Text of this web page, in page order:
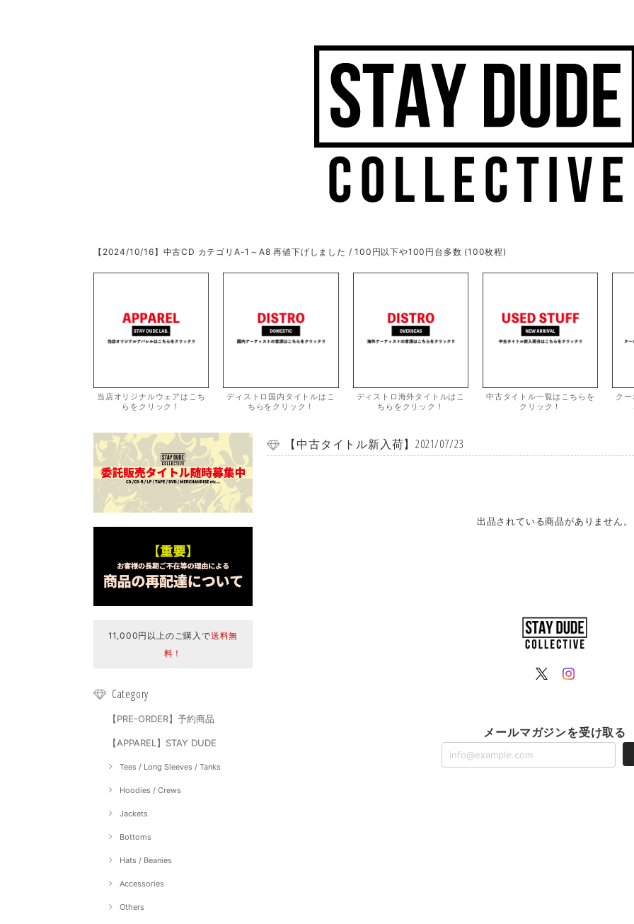
【2024/10/16】中古CD カテゴリA-1～A8 再値下げしました / 100円以下や100円台多数 (100枚程)
当店オリジナルウェアはこち
らをクリック！
ディストロ国内タイトルはこ
ちらをクリック！
ディストロ海外タイトルはこ
ちらをクリック！
中古タイトル一覧はこちらを
クリック！
ク
11,000円以上のご購入で送料無
料！
Category
【PRE-ORDER】予約商品
【APPAREL】STAY DUDE
Tees / Long Sleeves / Tanks
Hoodies / Crews
Jackets
Bottoms
Hats / Beanies
Accessories
Others
【中古タイトル新入荷】2021/07/23
出品されている商品がありません。
メールマガジンを受け取る